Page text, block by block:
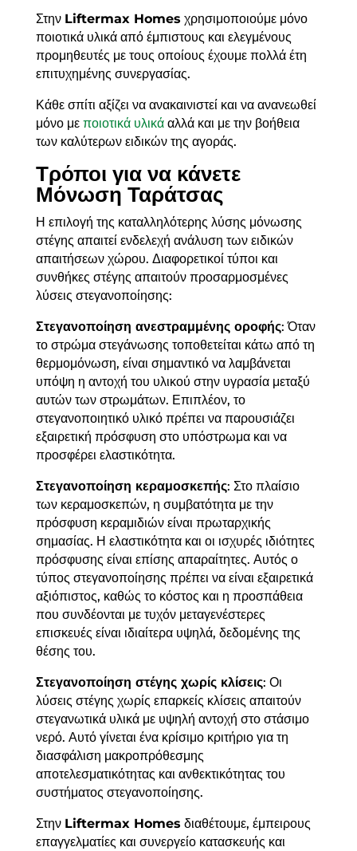
Στην Liftermax Homes χρησιμοποιούμε μόνο
ποιοτικά υλικά από έμπιστους και ελεγμένους
προμηθευτές με τους οποίους έχουμε πολλά έτη
επιτυχημένης συνεργασίας.
Κάθε σπίτι αξίζει να ανακαινιστεί και να ανανεωθεί
μόνο με ποιοτικά υλικάαλλά και με την βοήθεια
των καλύτερων ειδικών της αγοράς.
Τρόποι για να κάνετε
Μόνωση Ταράτσας
Η επιλογή της καταλληλότερης λύσης μόνωσης
στέγης απαιτεί ενδελεχή ανάλυση των ειδικών
απαιτήσεων χώρου. Διαφορετικοί τύποι και
συνθήκες στέγης απαιτούν προσαρμοσμένες
λύσεις στεγανοποίησης:
Στεγανοποίηση ανεστραμμένης οροφής: Όταν
το στρώμα στεγάνωσης τοποθετείται κάτω από τη
θερμομόνωση, είναι σημαντικό να λαμβάνεται
υπόψη η αντοχή του υλικού στην υγρασία μεταξύ
αυτών των στρωμάτων. Επιπλέον, το
στεγανοποιητικό υλικό πρέπει να παρουσιάζει
εξαιρετική πρόσφυση στο υπόστρωμα και να
προσφέρει ελαστικότητα.
Στεγανοποίηση κεραμοσκεπής: Στο πλαίσιο
των κεραμοσκεπών, η συμβατότητα με την
πρόσφυση κεραμιδιών είναι πρωταρχικής
σημασίας. Η ελαστικότητα και οι ισχυρές ιδιότητες
πρόσφυσης είναι επίσης απαραίτητες. Αυτός ο
τύπος στεγανοποίησης πρέπει να είναι εξαιρετικά
αξιόπιστος, καθώς το κόστος και η προσπάθεια
που συνδέονται με τυχόν μεταγενέστερες
επισκευές είναι ιδιαίτερα υψηλά, δεδομένης της
θέσης του.
Στεγανοποίηση στέγης χωρίς κλίσεις: Οι
λύσεις στέγης χωρίς επαρκείς κλίσεις απαιτούν
στεγανωτικά υλικά με υψηλή αντοχή στο στάσιμο
νερό. Αυτό γίνεται ένα κρίσιμο κριτήριο για τη
διασφάλιση μακροπρόθεσμης
αποτελεσματικότητας και ανθεκτικότητας του
συστήματος στεγανοποίησης.
Στην Liftermax Homes διαθέτουμε, έμπειρους
επαγγελματίες και συνεργείο κατασκευής και